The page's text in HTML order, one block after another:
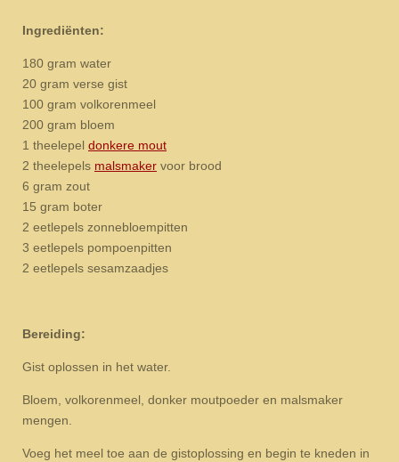
Ingrediënten:
180 gram water
20 gram verse gist
100 gram volkorenmeel
200 gram bloem
1 theelepel donkere mout
2 theelepels malsmaker voor brood
6 gram zout
15 gram boter
2 eetlepels zonnebloempitten
3 eetlepels pompoenpitten
2 eetlepels sesamzaadjes
Bereiding:
Gist oplossen in het water.
Bloem, volkorenmeel, donker moutpoeder en malsmaker
mengen.
Voeg het meel toe aan de gistoplossing en begin te kneden in